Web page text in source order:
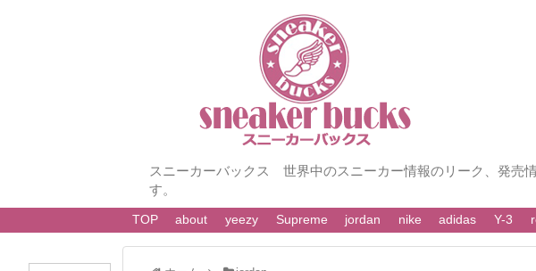
スニーカーバックス 世界中のスニーカー情報のリーク、発売
す。
TOP about yeezy Supreme jordan nike adidas Y-3